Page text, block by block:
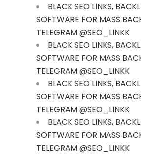
BLACK SEO LINKS,
SOFTWARE FOR MASS
TELEGRAM @SEO_LINKK
BLACK SEO LINKS,
SOFTWARE FOR MASS
TELEGRAM @SEO_LINKK
BLACK SEO LINKS,
SOFTWARE FOR MASS
TELEGRAM @SEO_LINKK
BLACK SEO LINKS,
SOFTWARE FOR MASS
TELEGRAM @SEO_LINKK